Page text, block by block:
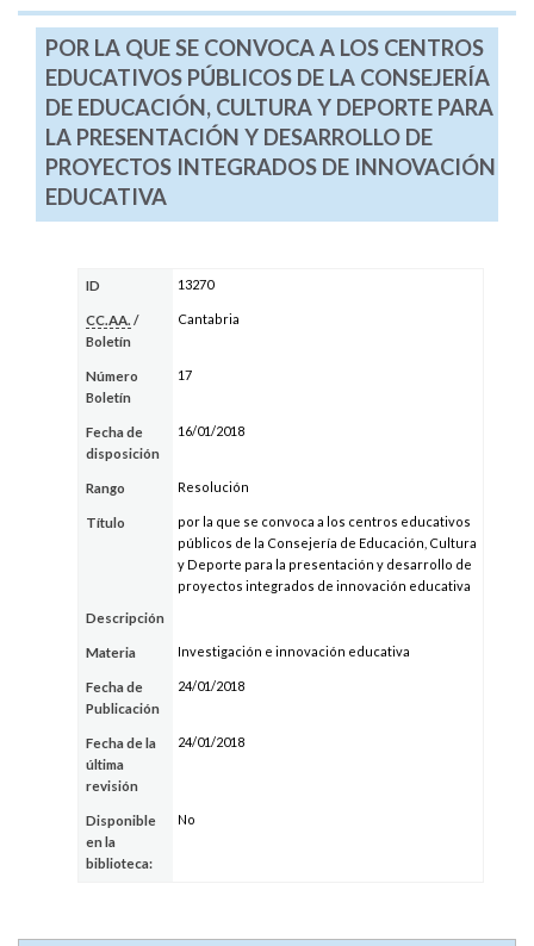
POR LA QUE SE CONVOCA A LOS CENTROS
EDUCATIVOS PÚBLICOS DE LA CONSEJERÍA
DE EDUCACIÓN, CULTURA Y DEPORTE PARA
LA PRESENTACIÓN Y DESARROLLO DE
PROYECTOS INTEGRADOS DE INNOVACIÓN
EDUCATIVA
ID 13270
CC.AA. /
Boletín
Cantabria
Número
Boletín
17
Fecha de
disposición
16/01/2018
Rango Resolución
Título
por la que se convoca a los centros educativos
públicos de la Consejería de Educación, Cultura
y Deporte para la presentación y desarrollo de
proyectos integrados de innovación educativa
Descripción
Materia Investigación e innovación educativa
Fecha de
Publicación
24/01/2018
Fecha de la
última
revisión
24/01/2018
Disponible
en la
biblioteca:
No